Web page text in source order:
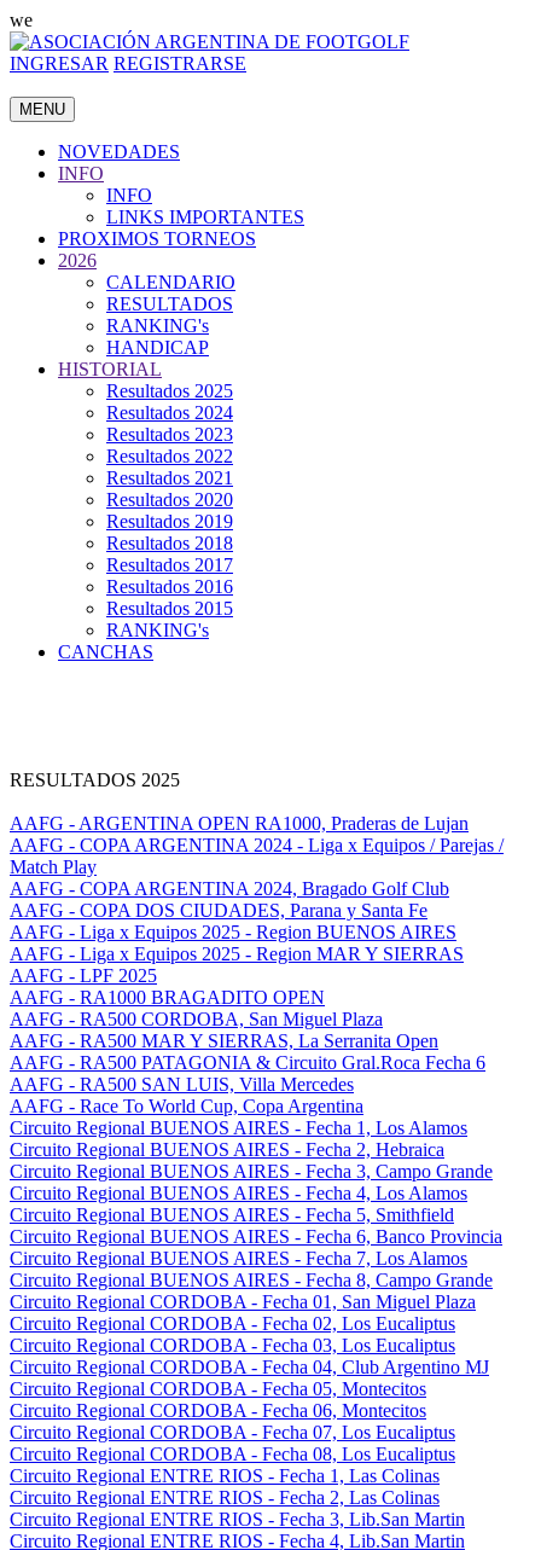
we
INGRESAR REGISTRARSE
MENU
NOVEDADES
INFO
INFO
LINKS IMPORTANTES
PROXIMOS TORNEOS
2026
CALENDARIO
RESULTADOS
RANKING's
HANDICAP
HISTORIAL
Resultados 2025
Resultados 2024
Resultados 2023
Resultados 2022
Resultados 2021
Resultados 2020
Resultados 2019
Resultados 2018
Resultados 2017
Resultados 2016
Resultados 2015
RANKING's
CANCHAS
RESULTADOS 2025
AAFG - ARGENTINA OPEN RA1000, Praderas de Lujan
AAFG - COPA ARGENTINA 2024 - Liga x Equipos / Parejas /
Match Play
AAFG - COPA ARGENTINA 2024, Bragado Golf Club
AAFG - COPA DOS CIUDADES, Parana y Santa Fe
AAFG - Liga x Equipos 2025 - Region BUENOS AIRES
AAFG - Liga x Equipos 2025 - Region MAR Y SIERRAS
AAFG - LPF 2025
AAFG - RA1000 BRAGADITO OPEN
AAFG - RA500 CORDOBA, San Miguel Plaza
AAFG - RA500 MAR Y SIERRAS, La Serranita Open
AAFG - RA500 PATAGONIA & Circuito Gral.Roca Fecha 6
AAFG - RA500 SAN LUIS, Villa Mercedes
AAFG - Race To World Cup, Copa Argentina
Circuito Regional BUENOS AIRES - Fecha 1, Los Alamos
Circuito Regional BUENOS AIRES - Fecha 2, Hebraica
Circuito Regional BUENOS AIRES - Fecha 3, Campo Grande
Circuito Regional BUENOS AIRES - Fecha 4, Los Alamos
Circuito Regional BUENOS AIRES - Fecha 5, Smithfield
Circuito Regional BUENOS AIRES - Fecha 6, Banco Provincia
Circuito Regional BUENOS AIRES - Fecha 7, Los Alamos
Circuito Regional BUENOS AIRES - Fecha 8, Campo Grande
Circuito Regional CORDOBA - Fecha 01, San Miguel Plaza
Circuito Regional CORDOBA - Fecha 02, Los Eucaliptus
Circuito Regional CORDOBA - Fecha 03, Los Eucaliptus
Circuito Regional CORDOBA - Fecha 04, Club Argentino MJ
Circuito Regional CORDOBA - Fecha 05, Montecitos
Circuito Regional CORDOBA - Fecha 06, Montecitos
Circuito Regional CORDOBA - Fecha 07, Los Eucaliptus
Circuito Regional CORDOBA - Fecha 08, Los Eucaliptus
Circuito Regional ENTRE RIOS - Fecha 1, Las Colinas
Circuito Regional ENTRE RIOS - Fecha 2, Las Colinas
Circuito Regional ENTRE RIOS - Fecha 3, Lib.San Martin
Circuito Regional ENTRE RIOS - Fecha 4, Lib.San Martin